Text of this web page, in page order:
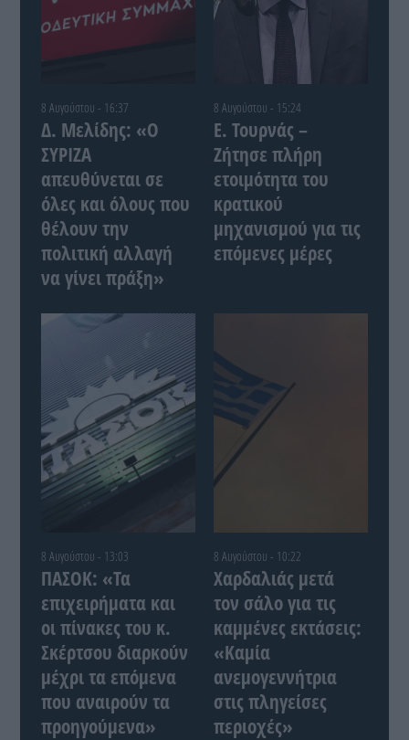
8 Αυγούστου - 16:37
Δ. Μελίδης: «Ο
ΣΥΡΙΖΑ
απευθύνεται σε
όλες και όλους που
θέλουν την
πολιτική αλλαγή
να γίνει πράξη»
8 Αυγούστου - 15:24
Ε. Τουρνάς –
Ζήτησε πλήρη
ετοιμότητα του
κρατικού
μηχανισμού για τις
επόμενες μέρες
8 Αυγούστου - 13:03
ΠΑΣΟΚ: «Τα
επιχειρήματα και
οι πίνακες του κ.
Σκέρτσου διαρκούν
μέχρι τα επόμενα
που αναιρούν τα
προηγούμενα»
8 Αυγούστου - 10:22
Χαρδαλιάς μετά
τον σάλο για τις
καμμένες εκτάσεις:
«Καμία
ανεμογεννήτρια
στις πληγείσες
περιοχές»